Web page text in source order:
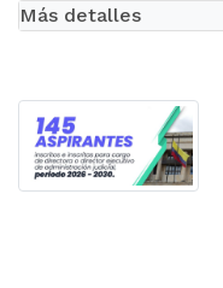
Más detalles